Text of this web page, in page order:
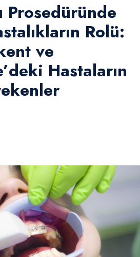
Prosedüründe
Rolü:
ve
Hastaların